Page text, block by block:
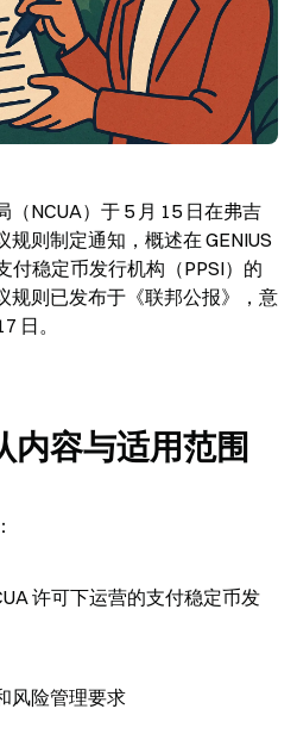
NCUA）于 5 月 15 日在弗吉
则制定通知，概述在 GENIUS
付稳定币发行机构（PPSI）的
规则已发布于《联邦公报》，意
日。
内容与适用范围
许可下运营的支付稳定币发
风险管理要求